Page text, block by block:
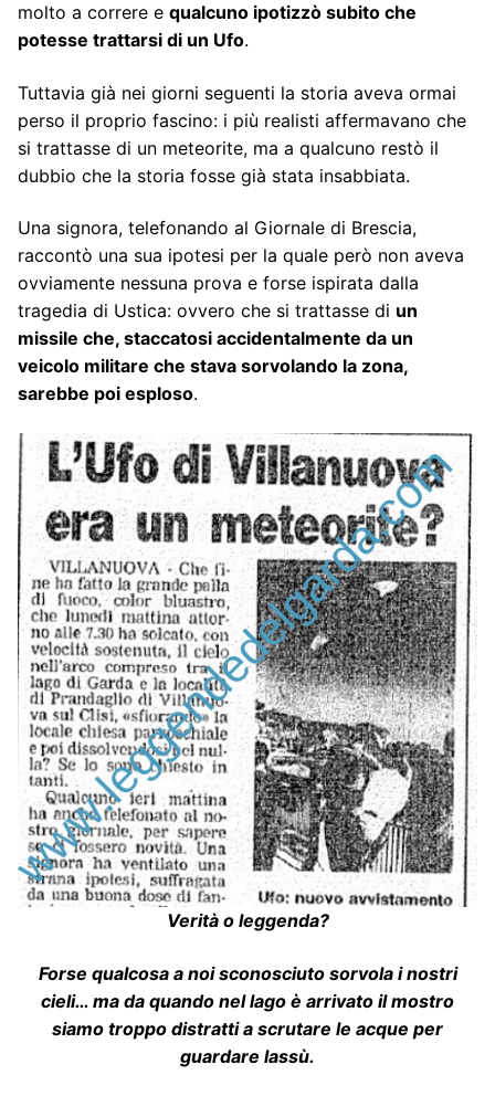
molto a correre e qualcuno ipotizzò subito che
potesse trattarsi di un Ufo.
Tuttavia già nei giorni seguenti la storia aveva ormai
perso il proprio fascino: i più realisti affermavano che
si trattasse di un meteorite, ma a qualcuno restò il
dubbio che la storia fosse già stata insabbiata.
Una signora, telefonando al Giornale di Brescia,
raccontò una sua ipotesi per la quale però non aveva
ovviamente nessuna prova e forse ispirata dalla
tragedia di Ustica: ovvero che si trattasse di un
missile che, staccatosi accidentalmente da un
veicolo militare che stava sorvolando la zona,
sarebbe poi esploso.
Verità o leggenda?
Forse qualcosa a noi sconosciuto sorvola i nostri
cieli… ma da quando nel lago è arrivato il mostro
siamo troppo distratti a scrutare le acque per
guardare lassù.